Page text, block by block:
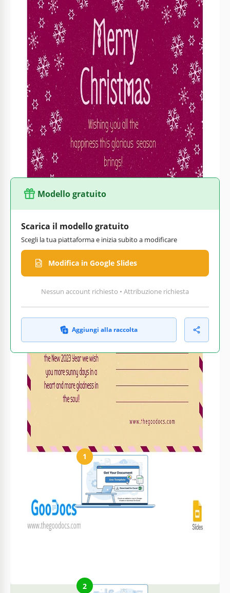
Creato
December 29, 2022
Ultimo aggiornamento
July 18, 2026
Community
Aggiunto alle raccolte da 3 Utenti
Statistiche di utilizzo
0 download questo mese
Informazioni su questo modello
Invia a tutti i tuoi familiari e amici un Buon Natale! Per farlo,
ti suggeriamo di utilizzare il modello originale della cartolina
di Natale Brillante di colore lampone con fiocchi di neve.
Aggiungi i tuoi auguri, una foto e un testo. Personalizza il
modello digitalmente o stampalo utilizzando Google Slides.
Modello gratuito
Scarica il modello gratuito
Scegli la tua piattaforma e inizia subito a modificare
Modifica in Google Slides
Nessun account richiesto • Attribuzione richiesta
Aggiungi alla raccolta
Personalizza testo,
immagini e colori
Pronto per la stampa a casa
o in ufficio
Come usare e modificare questo modello
1
Ottieni il tuo documento
2